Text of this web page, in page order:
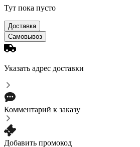
Тут пока пусто
Доставка
Самовывоз
Указать адрес доставки
Комментарий к заказу
Добавить промокод